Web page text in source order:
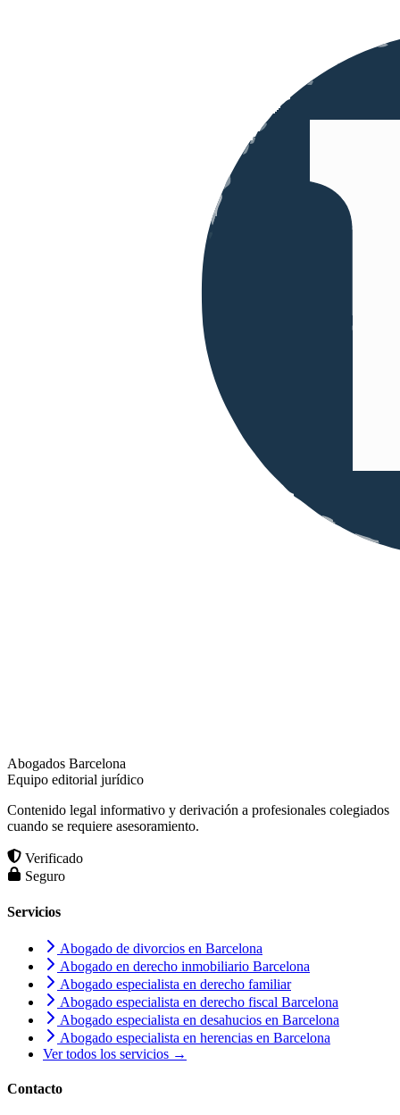
Abogados Barcelona
Equipo editorial jurídico
Contenido legal informativo y derivación a profesionales colegiados
cuando se requiere asesoramiento.
Verificado
Seguro
Servicios
Abogado de divorcios en Barcelona
Abogado en derecho inmobiliario Barcelona
Abogado especialista en derecho familiar
Abogado especialista en derecho fiscal Barcelona
Abogado especialista en desahucios en Barcelona
Abogado especialista en herencias en Barcelona
Ver todos los servicios →
Contacto